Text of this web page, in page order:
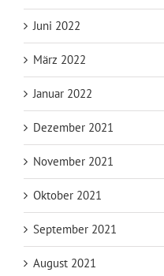
Juni 2022
März 2022
Januar 2022
Dezember 2021
November 2021
Oktober 2021
September 2021
August 2021